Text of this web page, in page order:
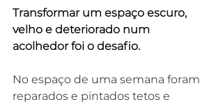
Transformar um espaço escuro,
velho e deteriorado num
acolhedor foi o desafio.
No espaço de uma semana foram
reparados e pintados tetos e